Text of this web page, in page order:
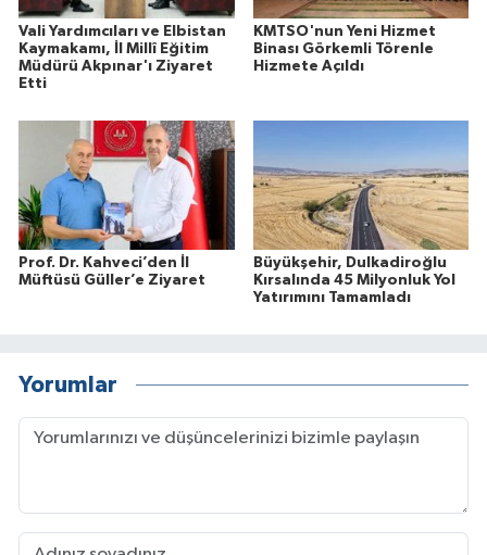
Vali Yardımcıları ve Elbistan
Kaymakamı, İl Millî Eğitim
Müdürü Akpınar'ı Ziyaret
Etti
KMTSO'nun Yeni Hizmet
Binası Görkemli Törenle
Hizmete Açıldı
Prof. Dr. Kahveci’den İl
Müftüsü Güller’e Ziyaret
Büyükşehir, Dulkadiroğlu
Kırsalında 45 Milyonluk Yol
Yatırımını Tamamladı
Yorumlar